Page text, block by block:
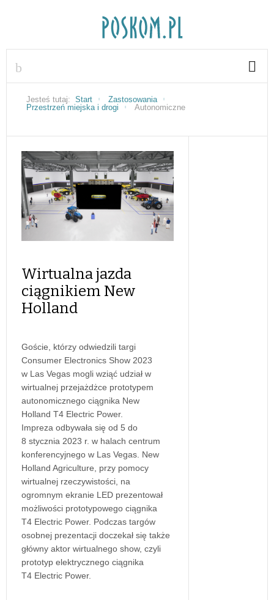
Jesteś tutaj: Start
Zastosowania
Przestrzeń miejska i drogi
Autonomiczne
Wirtualna jazda
ciągnikiem New
Holland
Goście, którzy odwiedzili targi
Consumer Electronics Show 2023
w Las Vegas mogli wziąć udział w
wirtualnej przejażdżce prototypem
autonomicznego ciągnika New
Holland T4 Electric Power.
Impreza odbywała się od 5 do
8 stycznia 2023 r. w halach centrum
konferencyjnego w Las Vegas. New
Holland Agriculture, przy pomocy
wirtualnej rzeczywistości, na
ogromnym ekranie LED prezentował
możliwości prototypowego ciągnika
T4 Electric Power. Podczas targów
osobnej prezentacji doczekał się także
główny aktor wirtualnego show, czyli
prototyp elektrycznego ciągnika
T4 Electric Power.